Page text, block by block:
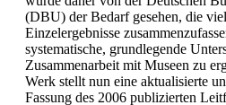
(DBU) der Bedarf gesehen, die
Einzelergebnisse
systematische, grundlegende
Zusammenarbeit mit Museen zu
Werk stellt nun eine aktualisierte
Fassung des 2006 publizierten